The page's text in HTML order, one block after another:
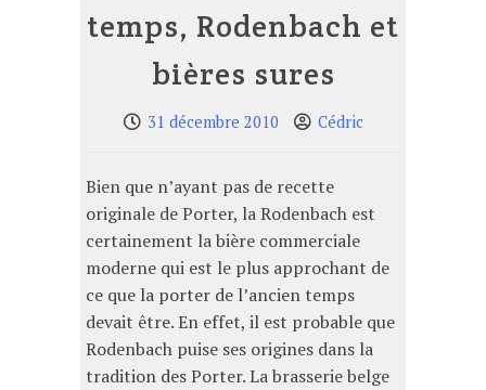
temps, Rodenbach et
bières sures
31 décembre 2010 Cédric
Bien que n’ayant pas de recette
originale de Porter, la Rodenbach est
certainement la bière commerciale
moderne qui est le plus approchant de
ce que la porter de l’ancien temps
devait être. En effet, il est probable que
Rodenbach puise ses origines dans la
tradition des Porter. La brasserie belge